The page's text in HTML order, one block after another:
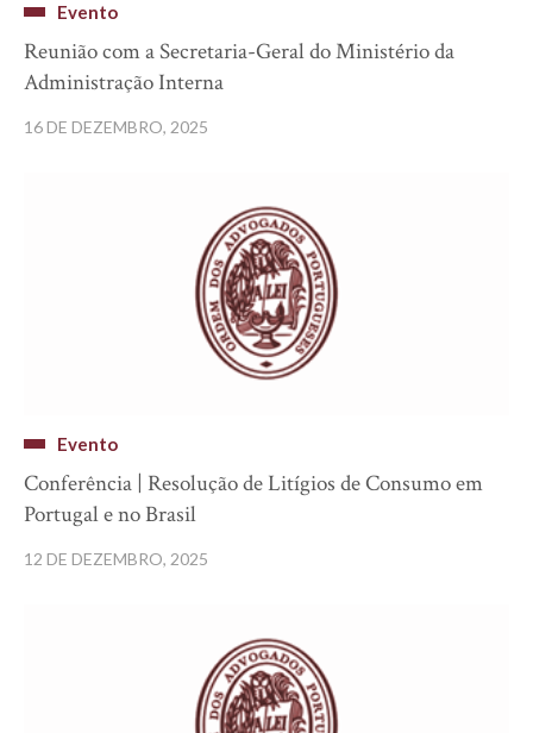
Evento
Reunião com a Secretaria-Geral do Ministério da
Administração Interna
16 DE DEZEMBRO, 2025
Evento
Conferência | Resolução de Litígios de Consumo em
Portugal e no Brasil
12 DE DEZEMBRO, 2025